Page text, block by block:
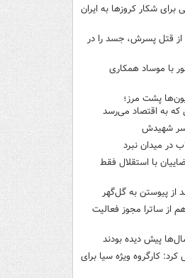
برای شکار کروزها به ایران
قتل پسرش، جسد را در
با موساد همکاری
پشت مرز؛
به اقتصاد می‌رسد
شهیدش
در میدان نبرد
با استقلال فقط
از پیوستن به گل‌گهر
از ساترا مجوز فعالیت
پیش دیده بودند
کارگروه ویژه سیا برای